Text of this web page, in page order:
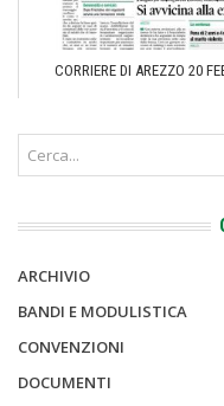
CORRIERE DI AREZZO 20
ARCHIVIO
BANDI E MODULISTICA
CONVENZIONI
DOCUMENTI